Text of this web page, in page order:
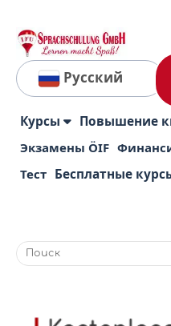
Русский
Курсы Повышение
Экзамены ÖIF
Тест Бесплатные